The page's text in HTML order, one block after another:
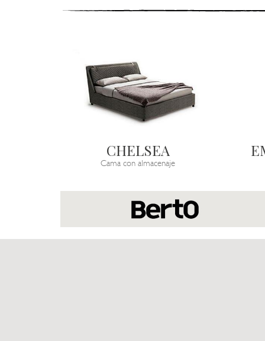
CHELSEA
Cama con almacenaje